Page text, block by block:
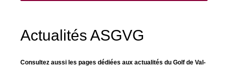
Actualités ASGVG
Consultez aussi les pages dédiées aux actualités du Golf de Val-